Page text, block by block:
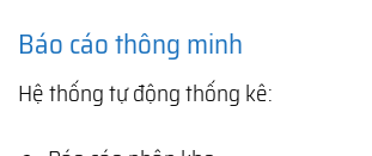
Báo cáo thông minh
Hệ thống tự động thống kê: